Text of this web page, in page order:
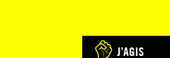
J’AGIS